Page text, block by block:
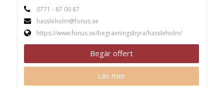
0771 - 87 00 87
hassleholm@fonus.se
https://www.fonus.se/begravningsbyra/hassleholm/
Begär offert
Läs mer